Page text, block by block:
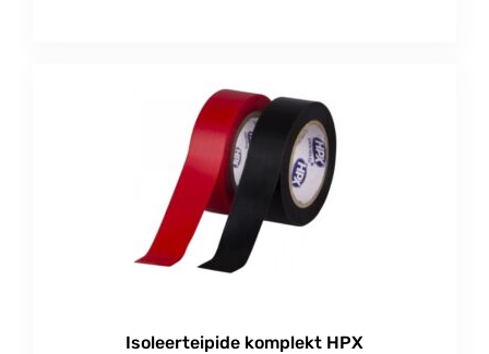
Isoleerteipide komplekt HPX